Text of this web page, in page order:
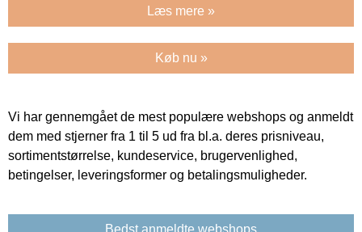
Læs mere »
Køb nu »
Vi har gennemgået de mest populære webshops og anmeldt
dem med stjerner fra 1 til 5 ud fra bl.a. deres prisniveau,
sortimentstørrelse, kundeservice, brugervenlighed,
betingelser, leveringsformer og betalingsmuligheder.
Bedst anmeldte webshops